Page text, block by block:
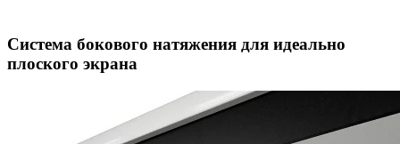
Система бокового натяжения для идеально
плоского экрана